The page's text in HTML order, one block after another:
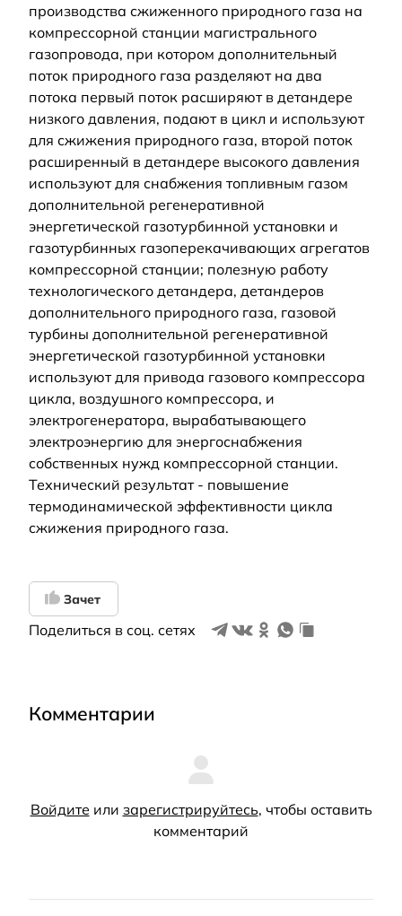
производства сжиженного природного газа на
компрессорной станции магистрального
газопровода, при котором дополнительный
поток природного газа разделяют на два
потока первый поток расширяют в детандере
низкого давления, подают в цикл и используют
для сжижения природного газа, второй поток
расширенный в детандере высокого давления
используют для снабжения топливным газом
дополнительной регенеративной
энергетической газотурбинной установки и
газотурбинных газоперекачивающих агрегатов
компрессорной станции; полезную работу
технологического детандера, детандеров
дополнительного природного газа, газовой
турбины дополнительной регенеративной
энергетической газотурбинной установки
используют для привода газового компрессора
цикла, воздушного компрессора, и
электрогенератора, вырабатывающего
электроэнергию для энергоснабжения
собственных нужд компрессорной станции.
Технический результат - повышение
термодинамической эффективности цикла
сжижения природного газа.
Зачет
Поделиться в соц. сетях
Комментарии
Войдите или зарегистрируйтесь, чтобы оставить
комментарий